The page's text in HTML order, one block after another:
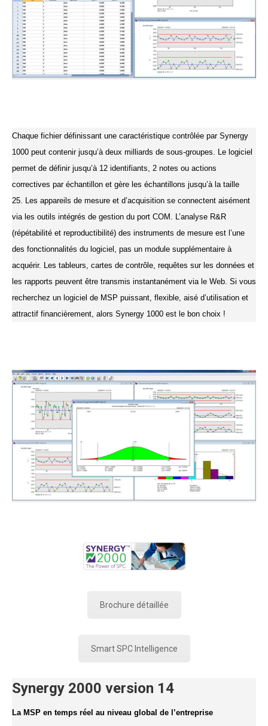
Chaque fichier définissant une caractéristique contrôlée par Synergy
1000 peut contenir jusqu’à deux milliards de sous-groupes.
Le logiciel
permet de définir jusqu’à 12 identifiants, 2 notes ou actions
correctives par échantillon et gère les échantillons jusqu’à la taille
25.
Les appareils de mesure et d’acquisition se connectent aisément
via les outils intégrés de gestion du port COM.
L’analyse R&R
(répétabilité et reproductibilité) des instruments de mesure est l’une
des fonctionnalités du logiciel, pas un module supplémentaire à
acquérir.
Les tableurs, cartes de contrôle, requêtes sur les données et
les rapports peuvent être transmis instantanément via le Web. Si vous
recherchez un logiciel de MSP puissant, flexible, aisé d’utilisation et
attractif financièrement, alors Synergy 1000 est le bon choix !
Brochure détaillée
Smart SPC Intelligence
Synergy 2000 version 14
La MSP en temps réel au niveau global de l’entreprise